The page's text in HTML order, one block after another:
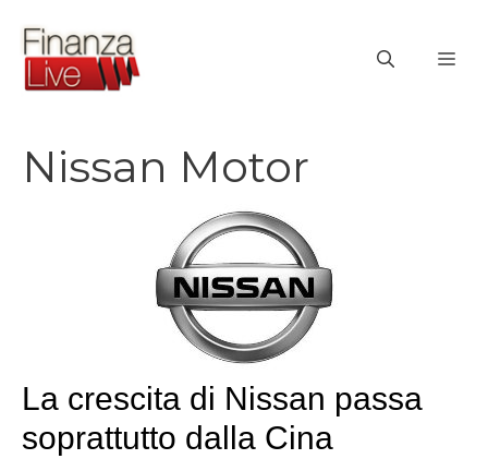
contenuto
Nissan Motor
La crescita di Nissan passa
soprattutto dalla Cina